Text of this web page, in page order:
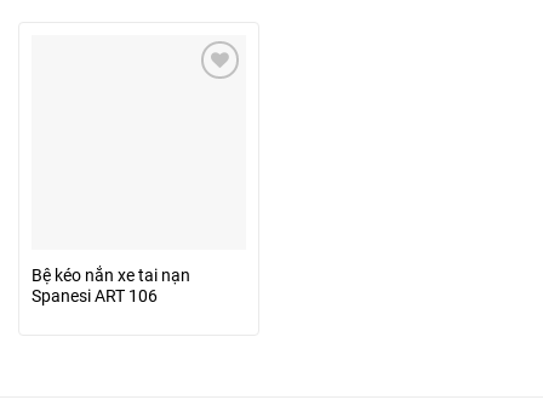
Bệ kéo nắn xe tai nạn
Spanesi ART 106